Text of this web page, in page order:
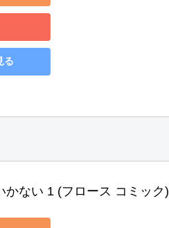
る
かない 1 (フロース コミック)